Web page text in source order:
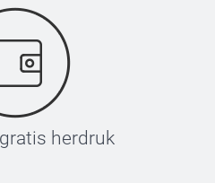
herdruk